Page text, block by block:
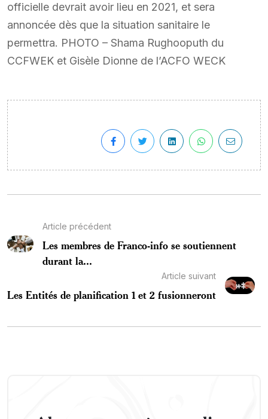
officielle devrait avoir lieu en 2021, et sera
annoncée dès que la situation sanitaire le
permettra. PHOTO – Shama Rughooputh du
CCFWEK et Gisèle Dionne de l’ACFO WECK
Article précédent
Les membres de Franco-info se soutiennent
durant la...
Article suivant
Les Entités de planification 1 et 2 fusionneront